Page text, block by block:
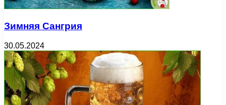
Зимняя Сангрия
30.05.2024